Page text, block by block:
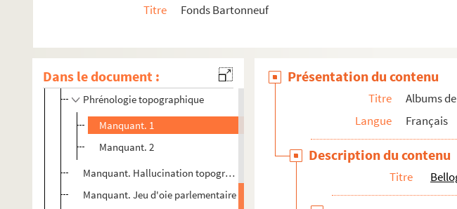
Titre
Fonds Bartonneuf
Dans le document :
BAR-2-47. La Borne-réaction - les points noirs
BAR-2-49. Siège culinaire
Episodes du second Siège
Phrénologie topographique
Manquant. 1
Manquant. 2
Manquant. Hallucination topographique
Manquant. Jeu d'oie parlementaire
Présentation du contenu
Titre
Albums
Langue
Français
Description du contenu
Titre